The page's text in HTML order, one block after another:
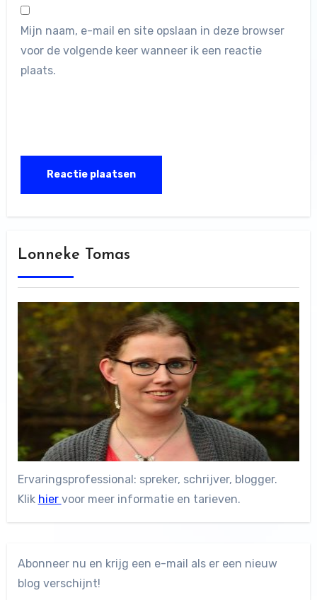
Mijn naam, e-mail en site opslaan in deze browser
voor de volgende keer wanneer ik een reactie
plaats.
Lonneke Tomas
Ervaringsprofessional: spreker, schrijver, blogger.
Klik hier voor meer informatie en tarieven.
Abonneer nu en krijg een e-mail als er een nieuw
blog verschijnt!